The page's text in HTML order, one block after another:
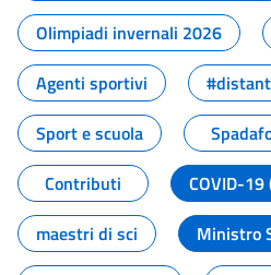
Olimpiadi invernali 2026
Agenti sportivi
Sport e scuola
Contributi
COVID-19
maestri di sci
Ministro